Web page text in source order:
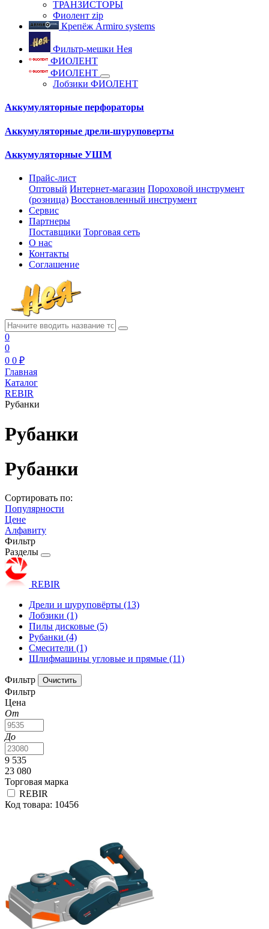
ТРАНЗИСТОРЫ
Фиолент zip
Крепёж Armiro systems
Фильтр-мешки Нея
ФИОЛЕНТ
ФИОЛЕНТ
Лобзики ФИОЛЕНТ
Аккумуляторные перфораторы
Аккумуляторные дрели-шуруповерты
Аккумуляторные УШМ
Прайс-лист
Оптовый Интернет-магазин Пороховой инструмент
(розница) Восстановленный инструмент
Сервис
Партнеры
Поставщики Торговая сеть
О нас
Контакты
Соглашение
0
0
0 0 ₽
Главная
Каталог
REBIR
Рубанки
Рубанки
Рубанки
Сортировать по:
Популярности
Цене
Алфавиту
Фильтр
Разделы
REBIR
Дрели и шуруповёрты (13)
Лобзики (1)
Пилы дисковые (5)
Рубанки (4)
Смесители (1)
Шлифмашины угловые и прямые (11)
Фильтр
Фильтр
Цена
От
До
9 535
23 080
Торговая марка
REBIR
Код товара: 10456